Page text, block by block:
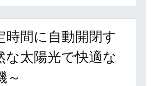
間に自動開閉す
太陽光で快適な
～